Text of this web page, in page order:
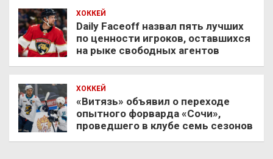
ХОККЕЙ
Daily Faceoff назвал пять лучших
по ценности игроков, оставшихся
на рыке свободных агентов
ХОККЕЙ
«Витязь» объявил о переходе
опытного форварда «Сочи»,
проведшего в клубе семь сезонов